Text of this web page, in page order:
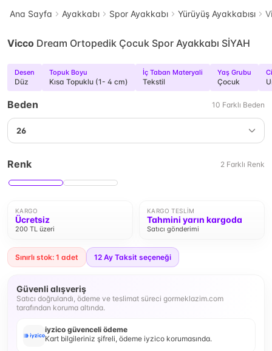
Ana Sayfa Ayakkabı Spor Ayakkabı Yürüyüş Ayakkabısı
Vicco Dream Ortopedik Çocuk Spor Ayakkabı SİYAH
Desen
Düz
Topuk Boyu
Kısa Topuklu (1- 4 cm)
İç Taban Materyali
Tekstil
Yaş Grubu
Çocuk
Beden 10 Farklı Beden
26
Renk 2 Farklı Renk
KARGO
Ücretsiz
200 TL üzeri
KARGO TESLIM
Tahmini yarın kargoda
Satıcı gönderimi
Sınırlı stok: 1 adet 12 Ay Taksit seçeneği
Güvenli alışveriş
Satıcı doğrulandı, ödeme ve teslimat süreci gormeklazim.com
tarafından koruma altında.
iyzico güvenceli ödeme
Kart bilgileriniz şifreli, ödeme iyzico korumasında.